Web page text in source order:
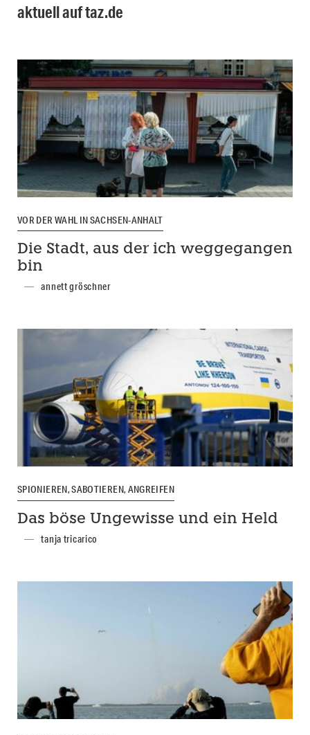
aktuell auf taz.de
VOR DER WAHL IN SACHSEN-ANHALT
Die Stadt, aus der ich weggegangen
bin
annett gröschner
SPIONIEREN, SABOTIEREN, ANGREIFEN
Das böse Ungewisse und ein Held
tanja tricarico